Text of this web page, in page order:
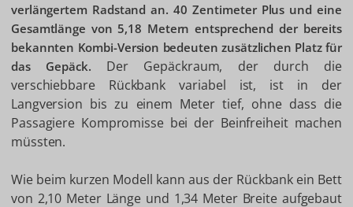
verlängertem Radstand an. 40 Zentimeter Plus und eine
Gesamtlänge von 5,18 Metern entsprechend der bereits
bekannten Kombi-Version bedeuten zusätzlichen Platz für
das Gepäck. Der Gepäckraum, der durch die
verschiebbare Rückbank variabel ist, ist in der
Langversion bis zu einem Meter tief, ohne dass die
Passagiere Kompromisse bei der Beinfreiheit machen
müssten.
Wie beim kurzen Modell kann aus der Rückbank ein Bett
von 2,10 Meter Länge und 1,34 Meter Breite aufgebaut